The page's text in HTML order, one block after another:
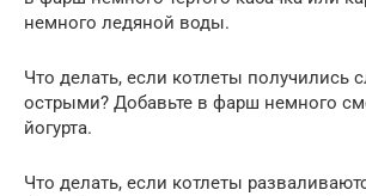
немного ледяной воды.
Что делать, если котлеты получились
острыми? Добавьте в фарш немного
йогурта.
Что делать, если котлеты